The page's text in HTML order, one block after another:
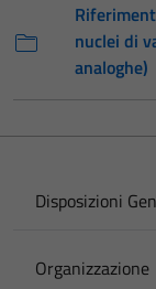
nuclei di
analoghe)
Disposizioni
Organizzazione